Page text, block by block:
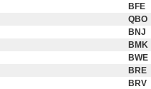
BFE
QBO
BNJ
BMK
BWE
BRE
BRV